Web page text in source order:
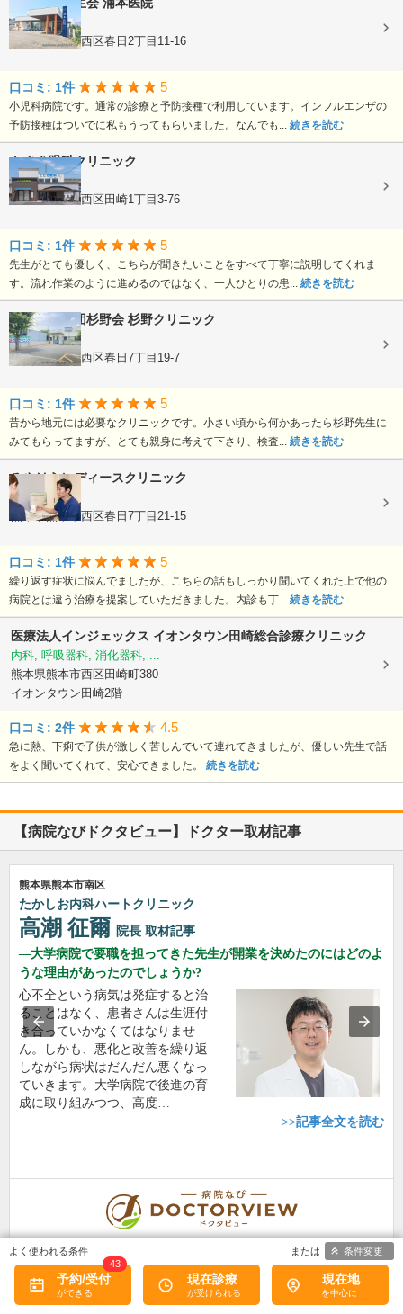
内科, 小児科
熊本県熊本市西区春日2丁目11-16
口コミ: 1件 5
小児科病院です。通常の診療と予防接種で利用しています。インフルエンザの
予防接種はついでに私もうってもらいました。なんでも... 続きを読む
たさき眼科クリニック
眼科
熊本県熊本市西区田崎1丁目3-76
口コミ: 1件 5
先生がとても優しく、こちらが聞きたいことをすべて丁寧に説明してくれま
す。流れ作業のように進めるのではなく、一人ひとりの患... 続きを読む
医療法人社団杉野会 杉野クリニック
内科, 小児科
熊本県熊本市西区春日7丁目19-7
口コミ: 1件 5
昔から地元には必要なクリニックです。小さい頃から何かあったら杉野先生に
みてもらってますが、とても親身に考えて下さり、検査... 続きを読む
みやはらレディースクリニック
婦人科
熊本県熊本市西区春日7丁目21-15
口コミ: 1件 5
繰り返す症状に悩んでましたが、こちらの話もしっかり聞いてくれた上で他の
病院とは違う治療を提案していただきました。内診も丁... 続きを読む
医療法人インジェックス イオンタウン田崎総合診療クリニック
内科, 呼吸器科, 消化器科, ...
熊本県熊本市西区田崎町380
イオンタウン田崎2階
口コミ: 2件 4.5
急に熱、下痢で子供が激しく苦しんでいて連れてきましたが、優しい先生で話
をよく聞いてくれて、安心できました。 続きを読む
【病院なびドクタビュー】ドクター取材記事
熊本県熊本市南区
たかしお内科ハートクリニック
高潮 征爾 院長 取材記事
大学病院で要職を担ってきた先生が開業を決めたのにはどのよ
うな理由があったのでしょうか?
心不全という病気は発症すると治
ることはなく、患者さんは生涯付
き合っていかなくてはなりませ
ん。しかも、悪化と改善を繰り返
しながら病状はだんだん悪くなっ
ていきます。大学病院で後進の育
成に取り組みつつ、高度…
>>記事全文を読む
予約/受付
43
現在診療 現在地
条件変更